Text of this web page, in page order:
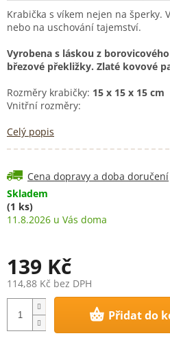
Krabička s víkem nejen na šperky.
nebo na uschování tajemství.
Vyrobena s láskou z
březové překližky. Zlaté kovové
Rozměry krabičky: 15 x 15 x 15 cm
Vnitřní rozměry:
Celý popis
Skladem
(1 ks)
11.8.2026
Cena dopravy a doba doručení
139 Kč
114,88 Kč bez DPH
Měrná
cena:
Přidat do